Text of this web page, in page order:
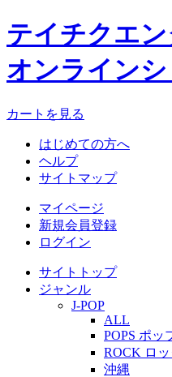
テイチクエ
オンライン
カートを見る
はじめての方へ
ヘルプ
サイトマップ
マイページ
新規会員登録
ログイン
サイトトップ
ジャンル
J-POP
ALL
POPS ポッ
ROCK ロッ
沖縄